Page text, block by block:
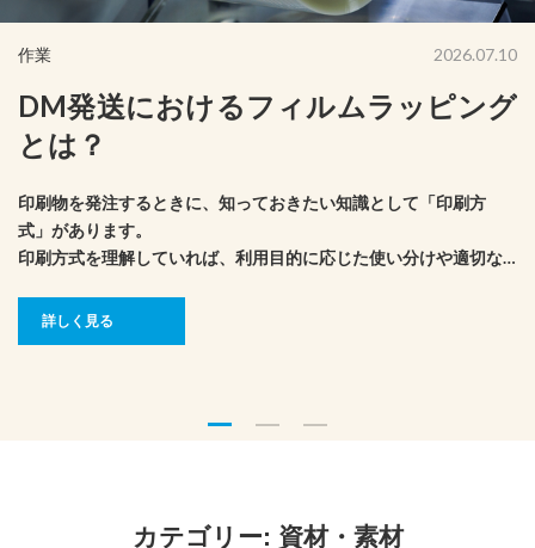
作業 2026.07.10
DM発送におけるフィルムラッピング
とは？
印刷物を発注するときに、知っておきたい知識として「印刷方
式」があります。
印刷方式を理解していれば、利用目的に応じた使い分けや適切な
ここでは、印刷の版式や印刷方式ごとの特徴について、解説しま
詳しく見る
カテゴリー: 資材・素材